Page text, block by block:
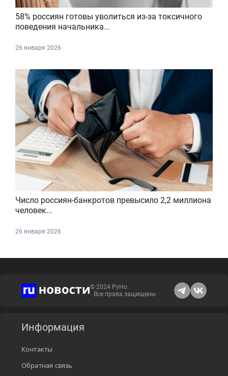
58% россиян готовы уволиться из-за токсичного
поведения начальника...
26 января 2026
Число россиян-банкротов превысило 2,2 миллиона
человек...
26 января 2026
© 2024 РуНо.
Все права защищены
Информация
Контакты
Обратная связь